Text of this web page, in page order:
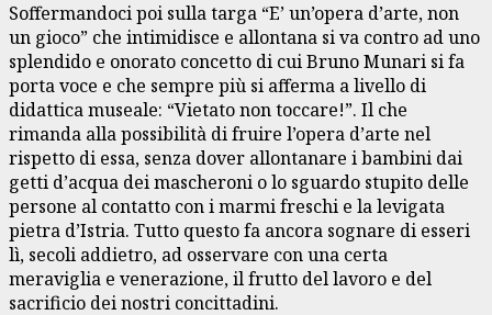
Soffermandoci poi sulla targa “E’ un’opera d’arte, non
un gioco” che intimidisce e allontana si va contro ad uno
splendido e onorato concetto di cui Bruno Munari si fa
porta voce e che sempre più si afferma a livello di
didattica museale: “Vietato non toccare!”. Il che
rimanda alla possibilità di fruire l’opera d’arte nel
rispetto di essa, senza dover allontanare i bambini dai
getti d’acqua dei mascheroni o lo sguardo stupito delle
persone al contatto con i marmi freschi e la levigata
pietra d’Istria. Tutto questo fa ancora sognare di esseri
lì, secoli addietro, ad osservare con una certa
meraviglia e venerazione, il frutto del lavoro e del
sacrificio dei nostri concittadini.